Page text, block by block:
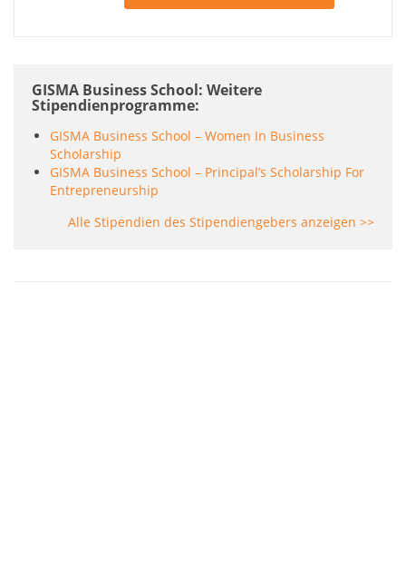
GISMA Business School: Weitere
Stipendienprogramme
GISMA Business School – Women In Business
Scholarship
GISMA Business School – Principal’s Scholarship For
Entrepreneurship
Alle Stipendien des Stipendiengebers anzeigen >>